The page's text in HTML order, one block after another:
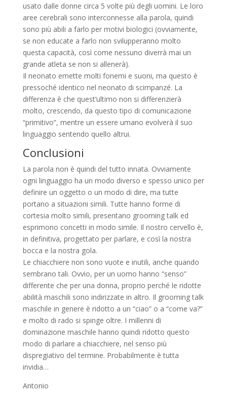
usato dalle donne circa 5 volte più degli uomini. Le loro
aree cerebrali sono interconnesse alla parola, quindi
sono più abili a farlo per motivi biologici (ovviamente,
se non educate a farlo non svilupperanno molto
questa capacità, così come nessuno diverrà mai un
grande atleta se non si allenerà).
Il neonato emette molti fonemi e suoni, ma questo è
pressoché identico nel neonato di scimpanzé. La
differenza è che quest’ultimo non si differenzierà
molto, crescendo, da questo tipo di comunicazione
“primitivo”, mentre un essere umano evolverà il suo
linguaggio sentendo quello altrui.
Conclusioni
La parola non è quindi del tutto innata. Ovviamente
ogni linguaggio ha un modo diverso e spesso unico per
definire un oggetto o un modo di dire, ma tutte
portano a situazioni simili. Tutte hanno forme di
cortesia molto simili, presentano grooming talk ed
esprimono concetti in modo simile. Il nostro cervello è,
in definitiva, progettato per parlare, e così la nostra
bocca e la nostra gola.
Le chiacchiere non sono vuote e inutili, anche quando
sembrano tali. Ovvio, per un uomo hanno “senso”
differente che per una donna, proprio perché le ridotte
abilità maschili sono indirizzate in altro. Il grooming talk
maschile in genere è ridotto a un “ciao” o a “come va?”
e molto di rado si spinge oltre. I millenni di
dominazione maschile hanno quindi ridotto questo
modo di parlare a chiacchiere, nel senso più
dispregiativo del termine. Probabilmente è tutta
invidia…
Antonio